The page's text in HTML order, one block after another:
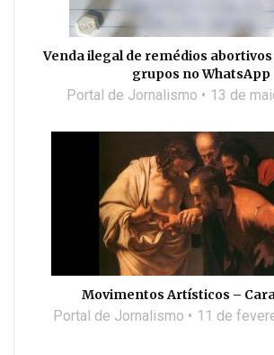
Venda ilegal de remédios
grupos no WhatsApp
Portal de Jornalismo 13 de
Movimentos Artísticos –
Portal de Jornalismo 11 de